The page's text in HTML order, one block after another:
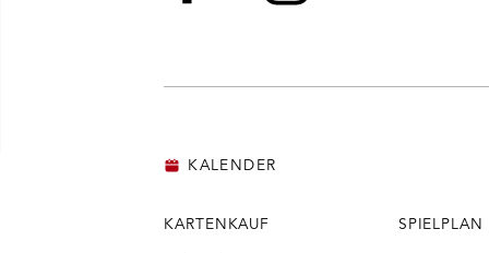
KALENDER
KARTENKAUF SPIELPLAN